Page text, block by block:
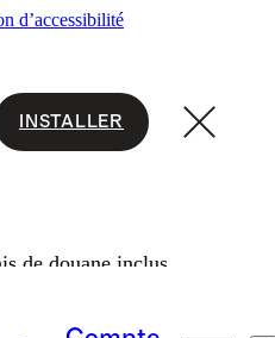
d’accessibilité
INSTALLER
de douane inclus.
DE CINQ ÉTOILES